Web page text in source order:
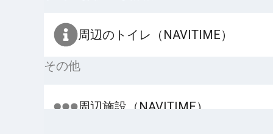
周辺のトイレ（NAVITIME）
その他
周辺施設（NAVITIME）